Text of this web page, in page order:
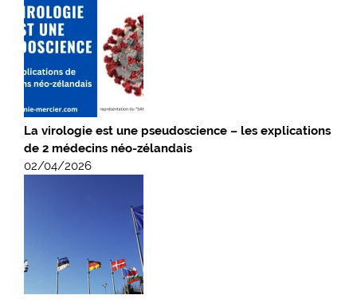
La virologie est une pseudoscience – les explications
de 2 médecins néo-zélandais
02/04/2026